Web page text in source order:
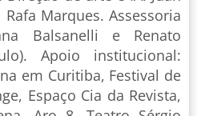
Marques. Assessoria
Balsanelli e Renato
Apoio institucional:
em Curitiba, Festival de
Espaço Cia da Revista,